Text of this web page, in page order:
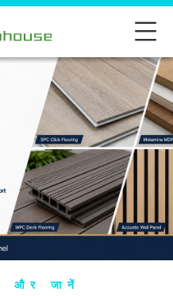
और जानें